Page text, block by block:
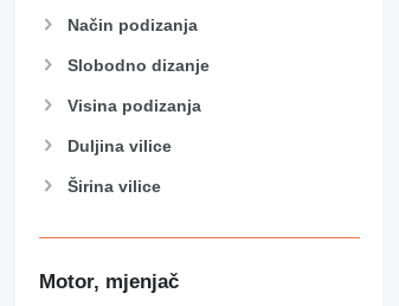
Način podizanja
Slobodno dizanje
Visina podizanja
Duljina vilice
Širina vilice
Motor, mjenjač